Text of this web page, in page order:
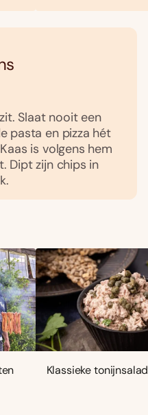
Slaat nooit een
pasta en pizza hét
is volgens hem
Dipt zijn chips in
Klassieke